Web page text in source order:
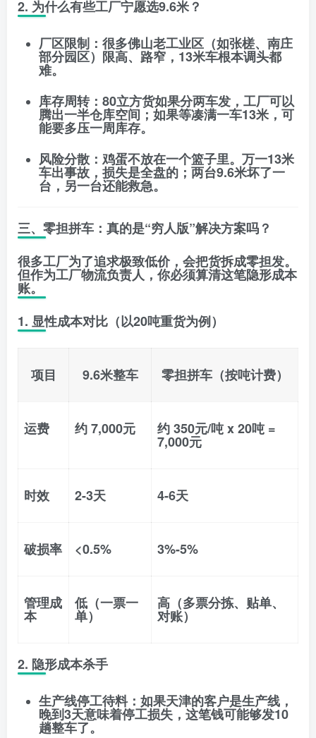
2. 为什么有些工厂宁愿选9.6米？
厂区限制 ：很多佛山老工业区（如张槎、南庄
部分园区）限高、路窄，13米车根本调头都
难。
库存周转：80立方货如果分两车发，工厂可以
腾出一半仓库空间；如果等凑满一车13米，可
能要多压一周库存。
风险分散 ：鸡蛋不放在一个篮子里。万一13米
车出事故，损失是全盘的；两台9.6米坏了一
台，另一台还能救急。
三、零担拼车：真的是“穷人版”解决方案吗？
很多工厂为了追求极致低价，会把货拆成零担发。
但作为工厂物流负责人，你必须算清这笔隐形成本
账。
1. 显性成本对比（以20吨重货为例）
项目 9.6米整车 零担拼车（按吨计费）
运费 约 7,000元 约 350元/吨 x 20吨 =
7,000元
时效 2-3天 4-6天
破损率 <0.5% 3%-5%
管理成
本
低（一票一
单）
高（多票分拣、贴单、
对账）
2. 隐形成本杀手
生产线停工待料：如果天津的客户是生产线，
晚到3天意味着停工损失，这笔钱可能够发10
趟整车了。